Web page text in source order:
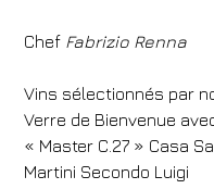
Chef Fabrizio Renna
Vins sélectionnés par
Verre de Bienvenue
« Master C.27 » Casa
Martini Secondo Luigi